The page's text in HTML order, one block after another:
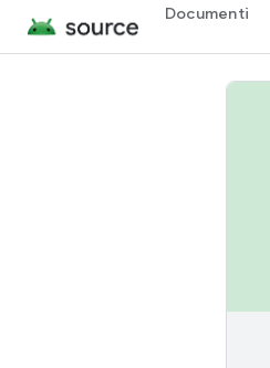
Documenti